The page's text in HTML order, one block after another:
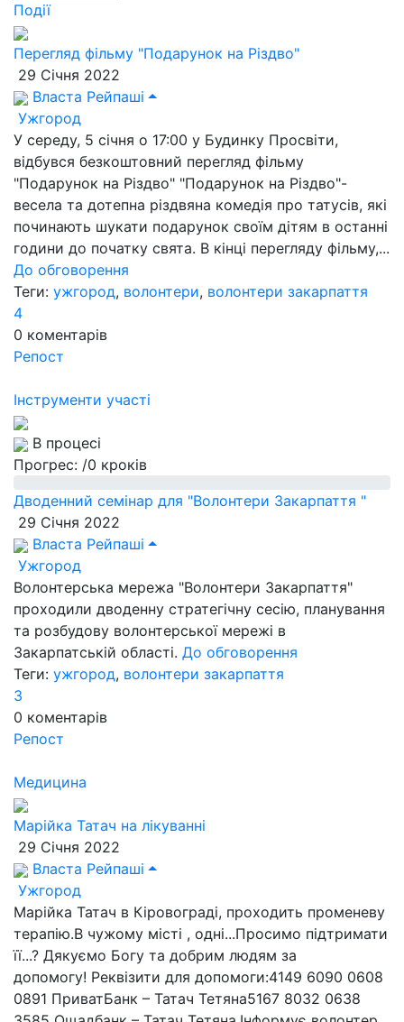
Події
Перегляд фільму "Подарунок на Різдво"
29 Січня 2022
Власта Рейпаші
Ужгород
У середу, 5 січня о 17:00 у Будинку Просвіти,
відбувся безкоштовний перегляд фільму
"Подарунок на Різдво" "Подарунок на Різдво"-
весела та дотепна різдвяна комедія про татусів, які
починають шукати подарунок своїм дітям в останні
години до початку свята. В кінці перегляду фільму,...
До обговорення
Теги: ужгород, волонтери, волонтери закарпаття
4
0 коментарів
Репост
Інструменти участі
В процесі
Прогрес: /0 кроків
Дводенний семінар для "Волонтери Закарпаття "
29 Січня 2022
Власта Рейпаші
Ужгород
Волонтерська мережа "Волонтери Закарпаття"
проходили дводенну стратегічну сесію, планування
та розбудову волонтерської мережі в
Закарпатській області. До обговорення
Теги: ужгород, волонтери закарпаття
3
0 коментарів
Репост
Медицина
Марійка Татач на лікуванні
29 Січня 2022
Власта Рейпаші
Ужгород
Марійка Татач в Кіровограді, проходить променеву
терапію.В чужому місті , одні...Просимо підтримати
її...? Дякуємо Богу та добрим людям за
допомогу! Реквізити для допомоги:4149 6090 0608
0891 ПриватБанк – Татач Тетяна5167 8032 0638